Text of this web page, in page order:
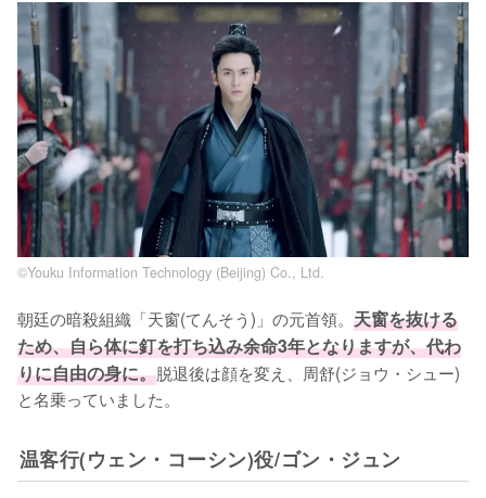
©Youku Information Technology (Beijing) Co., Ltd.
朝廷の暗殺組織「天窗(てんそう)」の元首領。 天窗を抜ける
ため、自ら体に釘を打ち込み余命3年となりますが、代わ
りに自由の身に。脱退後は顔を変え、周舒(ジョウ・シュー)
と名乗っていました。
温客行(ウェン・コーシン)役/ゴン・ジュン